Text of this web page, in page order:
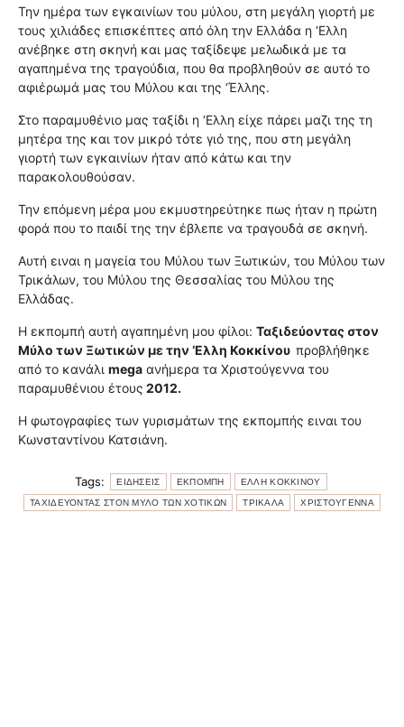
Την ημέρα των εγκαινίων του μύλου, στη μεγάλη γιορτή με
τους χιλιάδες επισκέπτες από όλη την Ελλάδα η ‘Ελλη
ανέβηκε στη σκηνή και μας ταξίδεψε μελωδικά με τα
αγαπημένα της τραγούδια, που θα προβληθούν σε αυτό το
αφιέρωμά μας του Μύλου και της ‘Έλλης.
Στο παραμυθένιο μας ταξίδι η ‘Ελλη είχε πάρει μαζι της τη
μητέρα της και τον μικρό τότε γιό της, που στη μεγάλη
γιορτή των εγκαινίων ήταν από κάτω και την
παρακολουθούσαν.
Την επόμενη μέρα μου εκμυστηρεύτηκε πως ήταν η πρώτη
φορά που το παιδί της την έβλεπε να τραγουδά σε σκηνή.
Αυτή ειναι η μαγεία του Μύλου των Ξωτικών, του Μύλου των
Τρικάλων, του Μύλου της Θεσσαλίας του Μύλου της
Ελλάδας.
Η εκπομπή αυτή αγαπημένη μου φίλοι: Ταξιδεύοντας στον
Μύλο των Ξωτικών με την ‘Ελλη Κοκκίνου προβλήθηκε
από το κανάλι mega ανήμερα τα Χριστούγεννα του
παραμυθένιου έτους 2012.
Η φωτογραφίες των γυρισμάτων της εκπομπής ειναι του
Κωνσταντίνου Κατσιάνη.
Tags: ΕΙΔΗΣΕΙΣ ΕΚΠΟΜΠΗ ΕΛΛΗ ΚΟΚΚΙΝΟΥ
ΤΑΧΙΔΕΥΟΝΤΑΣ ΣΤΟΝ ΜΥΛΟ ΤΩΝ ΧΟΤΙΚΩΝ ΤΡΙΚΑΛΑ ΧΡΙΣΤΟΥΓΕΝΝΑ